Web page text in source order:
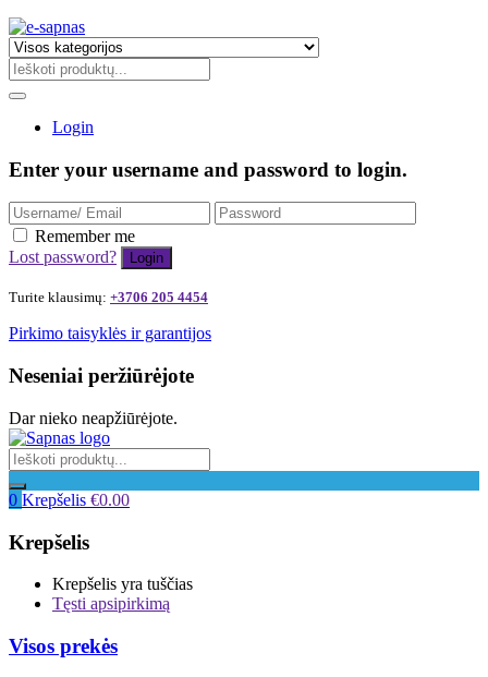
Login
Enter your username and password to login.
Remember me
Lost password?
Turite klausimų: +3706 205 4454
Pirkimo taisyklės ir garantijos
Neseniai peržiūrėjote
Dar nieko neapžiūrėjote.
0 Krepšelis €0.00
Krepšelis
Krepšelis yra tuščias
Tęsti apsipirkimą
Visos prekės